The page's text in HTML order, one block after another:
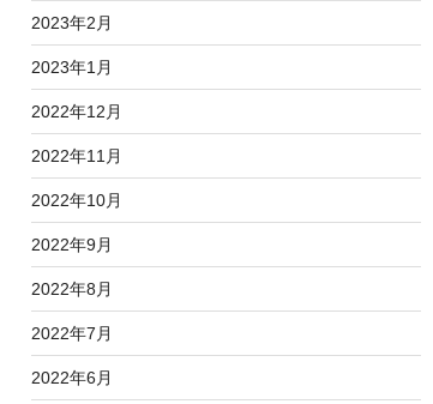
2023年2月
2023年1月
2022年12月
2022年11月
2022年10月
2022年9月
2022年8月
2022年7月
2022年6月